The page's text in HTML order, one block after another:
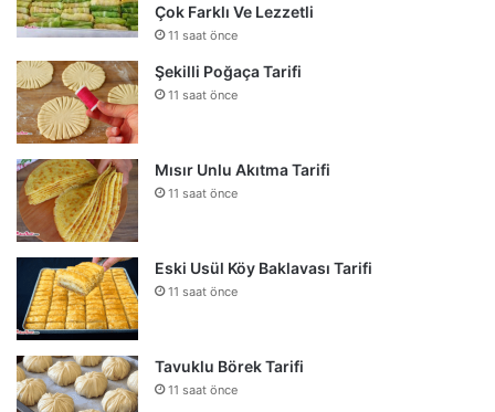
Çok Farklı Ve Lezzetli
11 saat önce
Şekilli Poğaça Tarifi
11 saat önce
Mısır Unlu Akıtma Tarifi
11 saat önce
Eski Usül Köy Baklavası Tarifi
11 saat önce
Tavuklu Börek Tarifi
11 saat önce